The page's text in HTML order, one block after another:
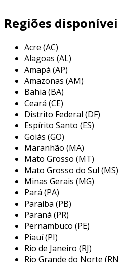
habilitam a prestar serviços
com excelência, bem como na
nossos produtos. temos
oferecer soluções efetivas,
pela qualidade e buscando
nível de satisfação de cada
o selo mecânico para reatores
componente vital em sistemas
bombeamento industrial. ele
para aplicações em bombas,
misturadores, turbinas,
homogeneizadores,
gás. disponível em versões
simples, duplo, magnético, de
molas múltiplas, mola wave,
em carbeto de silício,
esses selos são compatíveis
de diversos fabricantes. os
projetados para operar em
e pressões elevadas,
Regiões
Acre (AC)
Alagoas (AL)
Amapá (AP)
Amazonas (AM)
Bahia (BA)
Ceará (CE)
Distrito Federal (DF)
Espírito Santo (ES)
Goiás (GO)
Maranhão (MA)
Mato Grosso (MT)
Mato Grosso do Sul (MS)
Minas Gerais (MG)
Pará (PA)
Paraíba (PB)
Paraná (PR)
Pernambuco (PE)
Piauí (PI)
Rio de Janeiro (RJ)
Rio Grande do Norte